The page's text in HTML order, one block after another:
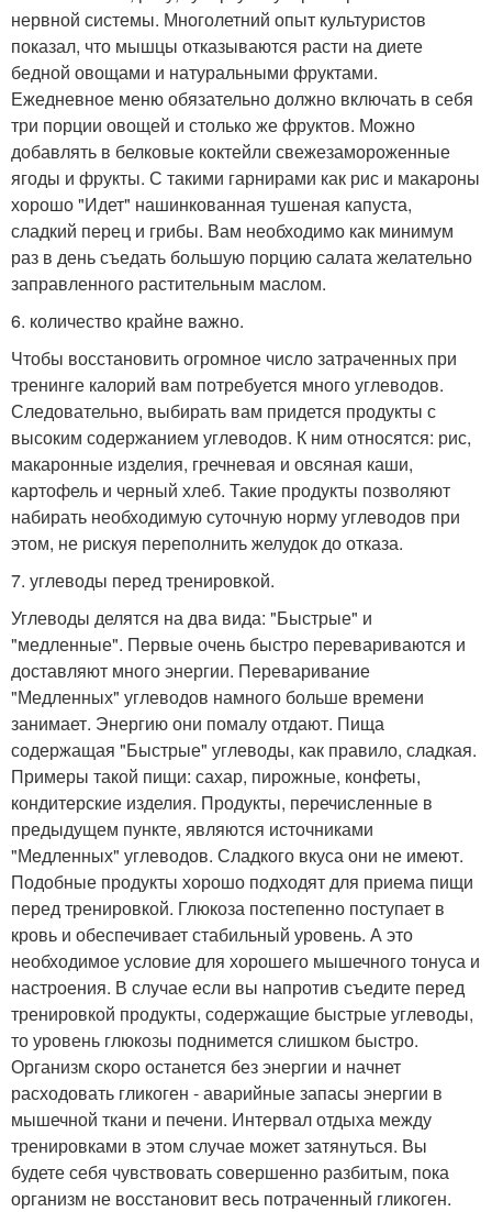
нервной системы. Многолетний опыт культуристов
показал, что мышцы отказываются расти на диете
бедной овощами и натуральными фруктами.
Ежедневное меню обязательно должно включать в себя
три порции овощей и столько же фруктов. Можно
добавлять в белковые коктейли свежезамороженные
ягоды и фрукты. С такими гарнирами как рис и макароны
хорошо "Идет" нашинкованная тушеная капуста,
сладкий перец и грибы. Вам необходимо как минимум
раз в день съедать большую порцию салата желательно
заправленного растительным маслом.
6. количество крайне важно.
Чтобы восстановить огромное число затраченных при
тренинге калорий вам потребуется много углеводов.
Следовательно, выбирать вам придется продукты с
высоким содержанием углеводов. К ним относятся: рис,
макаронные изделия, гречневая и овсяная каши,
картофель и черный хлеб. Такие продукты позволяют
набирать необходимую суточную норму углеводов при
этом, не рискуя переполнить желудок до отказа.
7. углеводы перед тренировкой.
Углеводы делятся на два вида: "Быстрые" и
"медленные". Первые очень быстро перевариваются и
доставляют много энергии. Переваривание
"Медленных" углеводов намного больше времени
занимает. Энергию они помалу отдают. Пища
содержащая "Быстрые" углеводы, как правило, сладкая.
Примеры такой пищи: сахар, пирожные, конфеты,
кондитерские изделия. Продукты, перечисленные в
предыдущем пункте, являются источниками
"Медленных" углеводов. Сладкого вкуса они не имеют.
Подобные продукты хорошо подходят для приема пищи
перед тренировкой. Глюкоза постепенно поступает в
кровь и обеспечивает стабильный уровень. А это
необходимое условие для хорошего мышечного тонуса и
настроения. В случае если вы напротив съедите перед
тренировкой продукты, содержащие быстрые углеводы,
то уровень глюкозы поднимется слишком быстро.
Организм скоро останется без энергии и начнет
расходовать гликоген - аварийные запасы энергии в
мышечной ткани и печени. Интервал отдыха между
тренировками в этом случае может затянуться. Вы
будете себя чувствовать совершенно разбитым, пока
организм не восстановит весь потраченный гликоген.